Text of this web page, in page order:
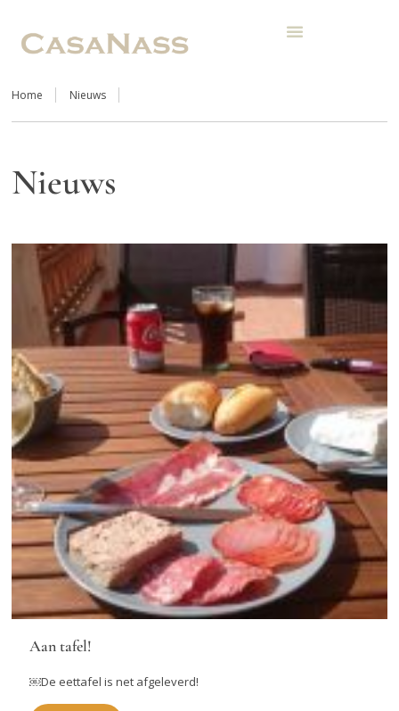
Home Nieuws
Nieuws
Aan tafel!
￼De eettafel is net afgeleverd!